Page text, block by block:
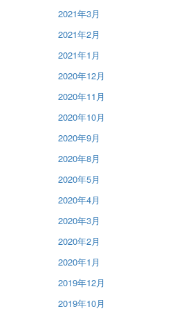
2021年3月
2021年2月
2021年1月
2020年12月
2020年11月
2020年10月
2020年9月
2020年8月
2020年5月
2020年4月
2020年3月
2020年2月
2020年1月
2019年12月
2019年10月